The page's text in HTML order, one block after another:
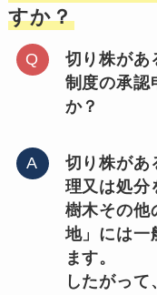
すか？
切り株があ
制度の承認
か？
切り株があ
理又は処分
樹木その他
地」には一
ます。
したがっ